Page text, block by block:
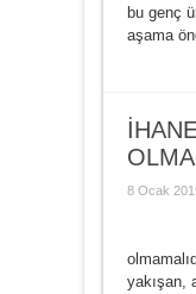
bu genç
aşama
8 Ocak
yakışan,